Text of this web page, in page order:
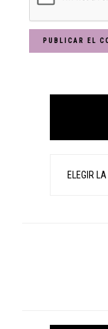
Primary